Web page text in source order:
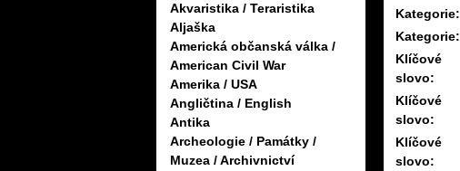
Akvaristika / Teraristika
Aljaška
Americká občanská válka /
American Civil War
Amerika / USA
Angličtina / English
Antika
Archeologie / Památky /
Muzea / Archivnictví
Kategorie:
Kategorie:
Klíčové
slovo:
Klíčové
slovo:
Klíčové
slovo: